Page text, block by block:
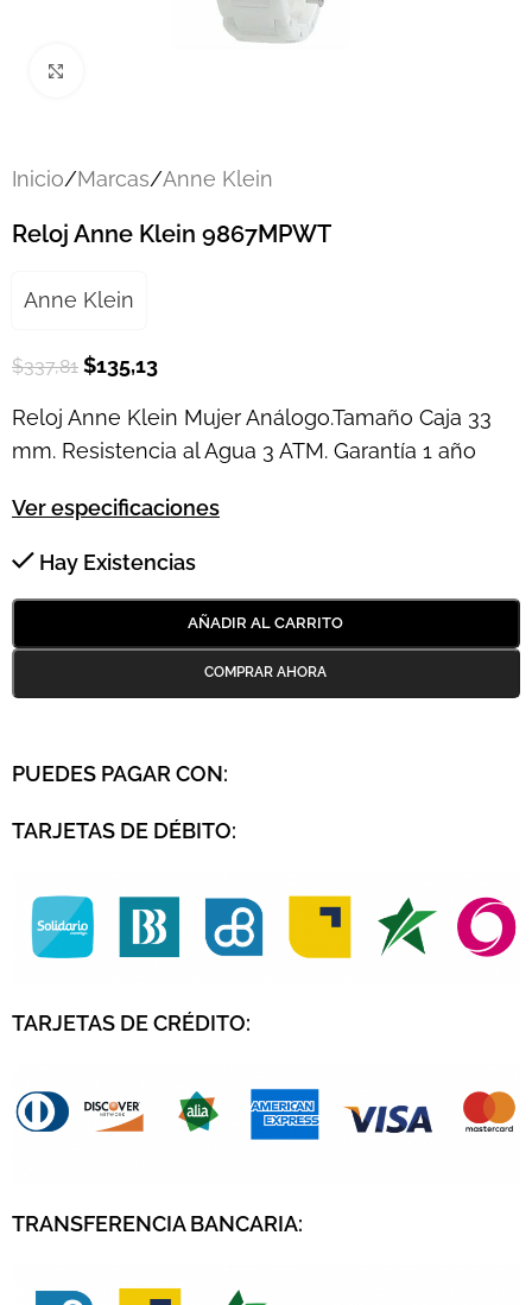
Inicio/Marcas/Anne Klein
Reloj Anne Klein 9867MPWT
Anne Klein
$337,81 $135,13
Reloj Anne Klein Mujer Análogo.Tamaño Caja 33
mm. Resistencia al Agua 3 ATM. Garantía 1 año
Ver especificaciones
Hay Existencias
AÑADIR AL CARRITO
PUEDES PAGAR CON:
TARJETAS DE DÉBITO:
TARJETAS DE CRÉDITO:
TRANSFERENCIA BANCARIA: